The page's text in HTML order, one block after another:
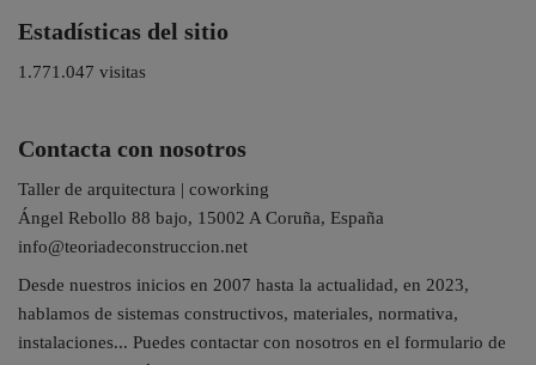
Estadísticas del sitio
1.771.047 visitas
Contacta con nosotros
Taller de arquitectura | coworking
Ángel Rebollo 88 bajo, 15002 A Coruña, España
info@teoriadeconstruccion.net
Desde nuestros inicios en 2007 hasta la actualidad, en 2023,
hablamos de sistemas constructivos, materiales, normativa,
instalaciones... Puedes contactar con nosotros en el formulario de